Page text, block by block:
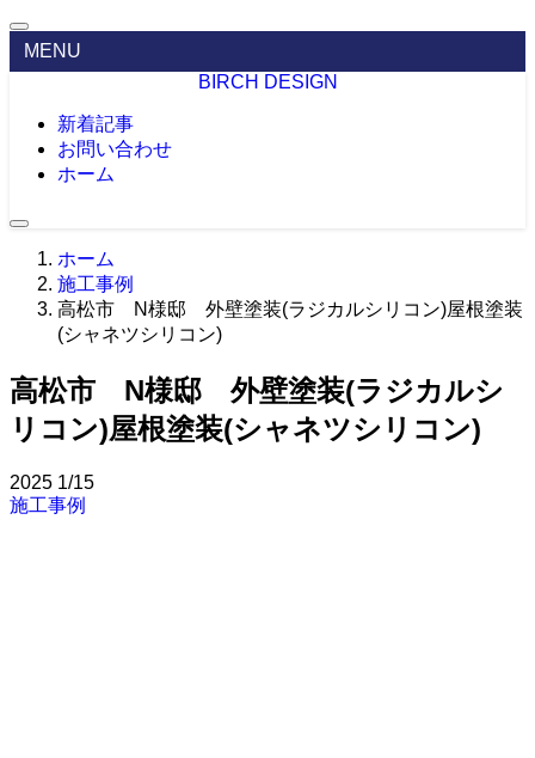
MENU
BIRCH DESIGN
新着記事
お問い合わせ
ホーム
ホーム
施工事例
高松市 N様邸 外壁塗装(ラジカルシリコン)屋根塗装
(シャネツシリコン)
高松市 N様邸 外壁塗装(ラジカルシ
リコン)屋根塗装(シャネツシリコン)
2025 1/15
施工事例